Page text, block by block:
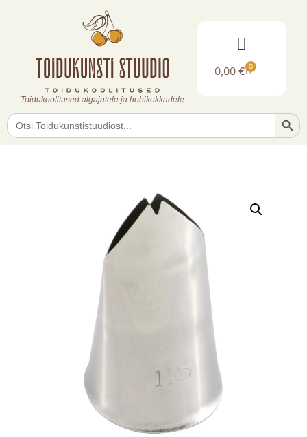
Toidukoolitused algajatele ja hobikokkadele
0,00€ 0
Search
for: